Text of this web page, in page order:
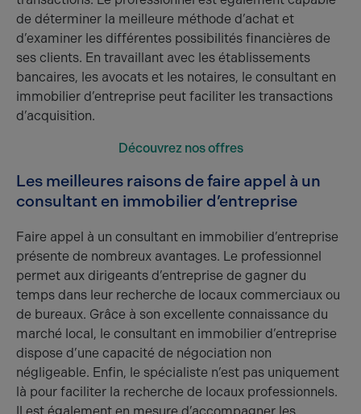
de déterminer la meilleure méthode d’achat et
d’examiner les différentes possibilités financières de
ses clients. En travaillant avec les établissements
bancaires, les avocats et les notaires, le consultant en
immobilier d’entreprise peut faciliter les transactions
d’acquisition.
Découvrez nos offres
Les meilleures raisons de faire appel à un
consultant en immobilier d’entreprise
Faire appel à un consultant en immobilier d’entreprise
présente de nombreux avantages. Le professionnel
permet aux dirigeants d’entreprise de gagner du
temps dans leur recherche de locaux commerciaux ou
de bureaux. Grâce à son excellente connaissance du
marché local, le consultant en immobilier d’entreprise
dispose d’une capacité de négociation non
négligeable. Enfin, le spécialiste n’est pas uniquement
là pour faciliter la recherche de locaux professionnels.